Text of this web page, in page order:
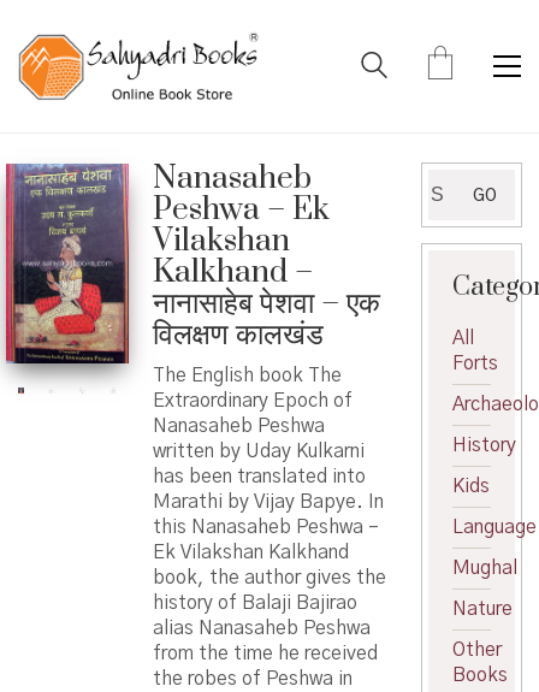
Nanasaheb
Peshwa – Ek
Vilakshan
Kalkhand –
नानासाहेब पेशवा – एक
विलक्षण कालखंड
The English book The
Extraordinary Epoch of
Nanasaheb Peshwa
written by Uday Kulkarni
has been translated into
Marathi by Vijay Bapye. In
this Nanasaheb Peshwa –
Ek Vilakshan Kalkhand
book, the author gives the
history of Balaji Bajirao
alias Nanasaheb Peshwa
from the time he received
the robes of Peshwa in
for:
GO
All
Forts
History
Kids
Language
Mughal
Nature
Other
Books